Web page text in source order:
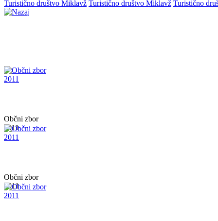
Turistično društvo Miklavž Turistično društvo Miklavž Turistično
Občni zbor
2011
Občni zbor
2011